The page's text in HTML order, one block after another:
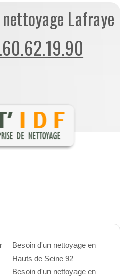
Lafraye
Besoin d'un nettoyage en
Hauts de Seine 92
Besoin d'un nettoyage en